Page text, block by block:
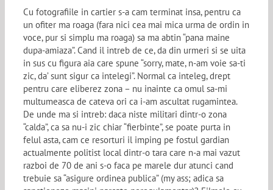
Cu fotografiile in cartier s-a cam terminat insa, pentru ca
un ofiter ma roaga (fara nici cea mai mica urma de ordin in
voce, pur si simplu ma roaga) sa ma abtin “pana maine
dupa-amiaza”. Cand il intreb de ce, da din urmeri si se uita
in sus cu figura aia care spune “sorry, mate, n-am voie sa-ti
zic, da’ sunt sigur ca intelegi”. Normal ca inteleg, drept
pentru care eliberez zona – nu inainte ca omul sa-mi
multumeasca de cateva ori ca i-am ascultat rugamintea.
De unde ma si intreb: daca niste militari dintr-o zona
“calda”, ca sa nu-i zic chiar “fierbinte”, se poate purta in
felul asta, cam ce resorturi il imping pe fostul gardian
actualmente politist local dintr-o tara care n-a mai vazut
razboi de 70 de ani s-o faca pe marele dur atunci cand
trebuie sa “asigure ordinea publica” (my ass; adica sa